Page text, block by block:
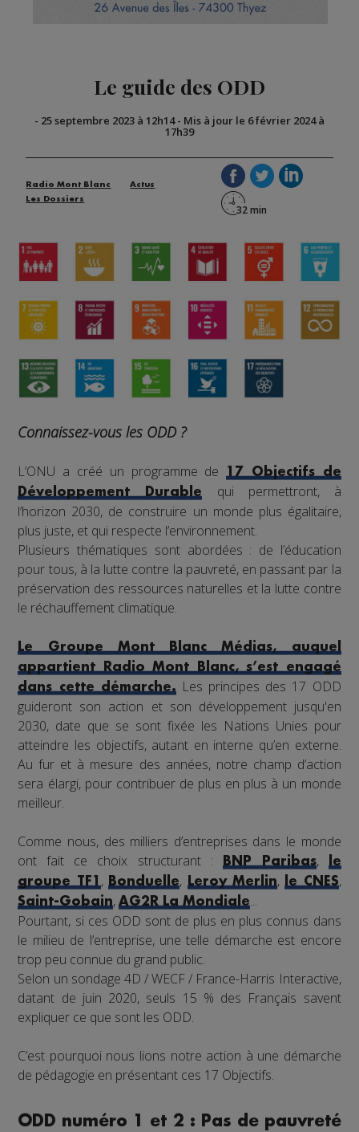
Le guide des ODD
- 25 septembre 2023 à 12h14- Mis à jour le 6 février 2024 à
17h39
Radio Mont Blanc
Actus
Les Dossiers
Connaissez-vous les ODD ?
L’ONU a créé un programme de17 Objectifs de
Développement Durable
qui permettront, à
l’horizon 2030, de construire un monde plus égalitaire,
plus juste, et qui respecte l’environnement.
Plusieurs thématiques sont abordées : de l’éducation
pour tous, à la lutte contre la pauvreté, en passant par la
préservation des ressources naturelles et la lutte contre
le réchauffement climatique.
Le Groupe Mont Blanc Médias, auquel
appartient Radio Mont Blanc, s’est engagé
dans cette démarche.Les principes des 17 ODD
guideront son action et son développement jusqu'en
2030, date que se sont fixée les Nations Unies pour
atteindre les objectifs, autant en interne qu’en externe.
Au fur et à mesure des années, notre champ d’action
sera élargi, pour contribuer de plus en plus à un monde
meilleur.
Comme nous, des milliers d’entreprises dans le monde
ont fait ce choix structurant :
BNP Paribas,
le
groupe TF1,Bonduelle, Leroy Merlin,le CNES,
Saint-Gobain,AG2R La Mondiale...
Pourtant, si ces ODD sont de plus en plus connus dans
le milieu de l’entreprise, une telle démarche est encore
trop peu connue du grand public.
Selon un sondage 4D / WECF / France-Harris Interactive,
datant de juin 2020, seuls 15 % des Français savent
expliquer ce que sont les ODD.
C’est pourquoi nous lions notre action à une démarche
de pédagogie en présentant ces 17 Objectifs.
ODD numéro 1 et 2 : Pas de pauvreté